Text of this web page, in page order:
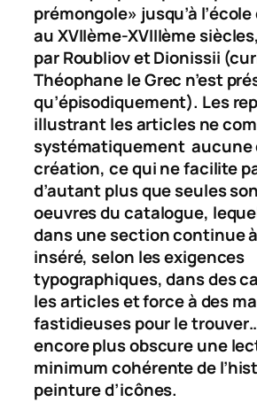
prémongole» jusqu’à
au XVIIème-XVIIIème
par Roubliov et Dionissii
Théophane le Grec n’est
qu’épisodiquement). Les
illustrant les articles ne
systématiquement aucune
création, ce qui ne facilite
d’autant plus que seules
oeuvres du catalogue,
dans une section continue
inséré, selon les exigences
typographiques, dans des
les articles et force à des
fastidieuses pour le
encore plus obscure une
minimum cohérente de
peinture d’icônes.